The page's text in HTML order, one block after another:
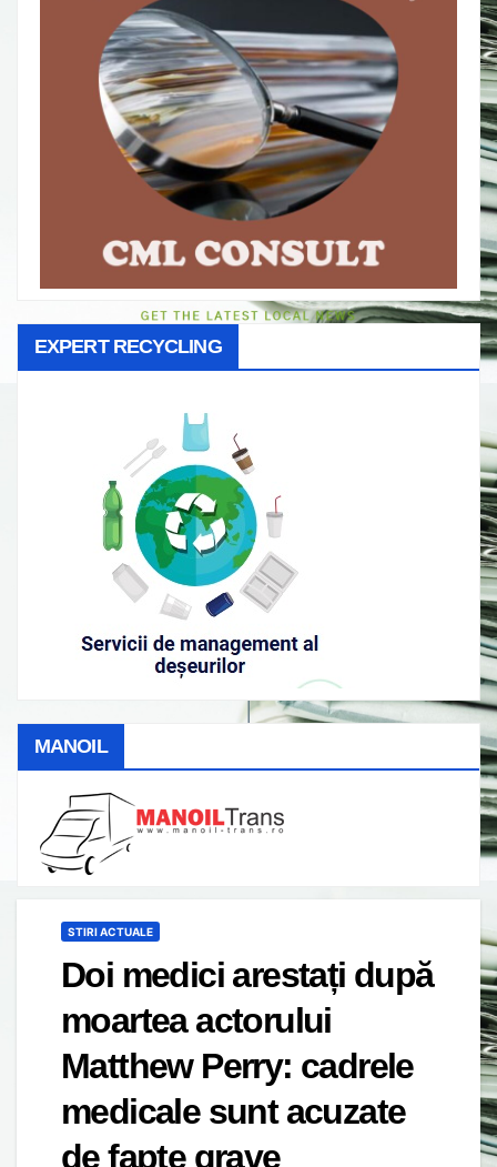
EXPERT RECYCLING
MANOIL
STIRI ACTUALE
Doi medici arestați după
moartea actorului
Matthew Perry: cadrele
medicale sunt acuzate
de fapte grave